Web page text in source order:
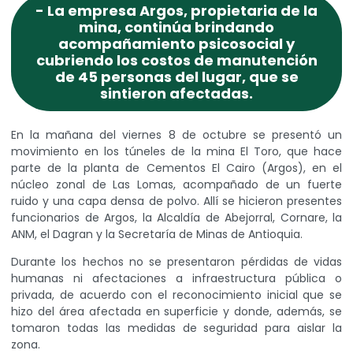
- La empresa Argos, propietaria de la
mina, continúa brindando
acompañamiento psicosocial y
cubriendo los costos de manutención
de 45 personas del lugar, que se
sintieron afectadas.
En la mañana del viernes 8 de octubre se presentó un
movimiento en los túneles de la mina El Toro, que hace
parte de la planta de Cementos El Cairo (Argos), en el
núcleo zonal de Las Lomas, acompañado de un fuerte
ruido y una capa densa de polvo. Allí se hicieron presentes
funcionarios de Argos, la Alcaldía de Abejorral, Cornare, la
ANM, el Dagran y la Secretaría de Minas de Antioquia.
Durante los hechos no se presentaron pérdidas de vidas
humanas ni afectaciones a infraestructura pública o
privada, de acuerdo con el reconocimiento inicial que se
hizo del área afectada en superficie y donde, además, se
tomaron todas las medidas de seguridad para aislar la
zona.